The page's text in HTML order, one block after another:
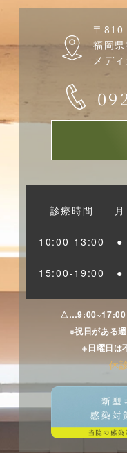
※脱落した歯の保存法
歯周組織は乾燥に弱
「ティースキーパー
・歯の色が変わった
受傷した歯の色が黒
すぐに変色をする場
色をすることもあり
また、神経の充血が
ます。
しかし、黒く変色し
きかったと考えられ
かもしれません。
〒
福岡
メデ
診療時間 月
10:00-13:00 ●
15:00-19:00 ●
△…9:00~17:00
※祝日がある
※日曜日は
休